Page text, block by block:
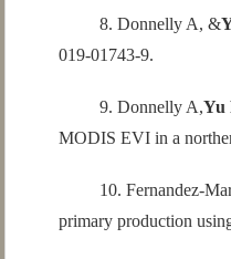
8. Donnelly A, &
019-01743-9.
9. Donnelly A,Yu
MODIS EVI in a
10. Fernandez-
primary production